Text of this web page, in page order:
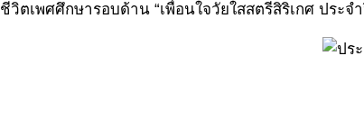
วิตเพศศึกษารอบด้าน “เพื่อนใจวัยใสสตรีสิริเกศ ประ